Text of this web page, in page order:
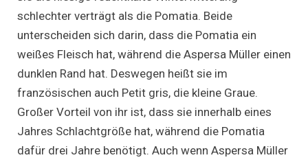
schlechter verträgt als die Pomatia. Beide
unterscheiden sich darin, dass die Pomatia ein
weißes Fleisch hat, während die Aspersa Müller einen
dunklen Rand hat. Deswegen heißt sie im
französischen auch Petit gris, die kleine Graue.
Großer Vorteil von ihr ist, dass sie innerhalb eines
Jahres Schlachtgröße hat, während die Pomatia
dafür drei Jahre benötigt. Auch wenn Aspersa Müller